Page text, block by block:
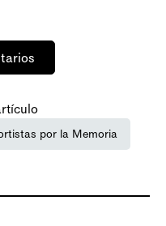
por la Memoria